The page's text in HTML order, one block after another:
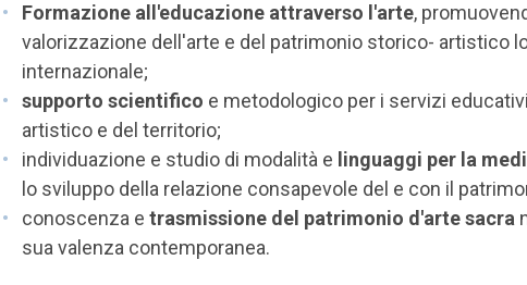
Formazione all'educazione attraverso l'arte,
valorizzazione dell'arte e del patrimonio storico- artistico
internazionale;
supporto scientifico e metodologico per i servizi
artistico e del territorio;
individuazione e studio di modalità e linguaggi per la
lo sviluppo della relazione consapevole del e con il
conoscenza e trasmissione del patrimonio d'arte sacra
sua valenza contemporanea.